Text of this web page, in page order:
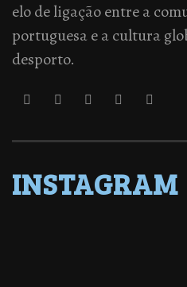
elo de ligação entre a
portuguesa e a cultura
desporto.
INSTAGRAM